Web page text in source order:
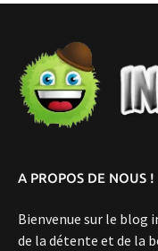
A PROPOS DE NOUS !
Bienvenue sur le blog
de la détente et de la